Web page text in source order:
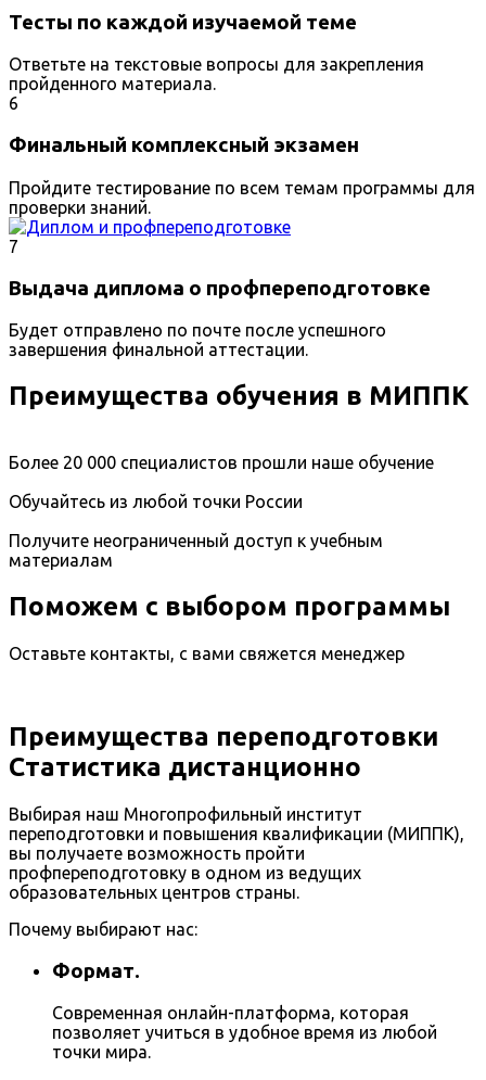
Тесты по каждой изучаемой теме
Ответьте на текстовые вопросы для закрепления
пройденного материала.
6
Финальный комплексный экзамен
Пройдите тестирование по всем темам программы для
проверки знаний.
7
Выдача диплома о профпереподготовке
Будет отправлено по почте после успешного
завершения финальной аттестации.
Преимущества обучения в МИППК
Более 20 000 специалистов прошли наше обучение
Обучайтесь из любой точки России
Получите неограниченный доступ к учебным
материалам
Поможем с выбором программы
Оставьте контакты, с вами свяжется менеджер
Преимущества переподготовки
Статистика дистанционно
Выбирая наш Многопрофильный институт
переподготовки и повышения квалификации (МИППК),
вы получаете возможность пройти
профпереподготовку в одном из ведущих
образовательных центров страны.
Почему выбирают нас:
Формат.
Современная онлайн-платформа, которая
позволяет учиться в удобное время из любой
точки мира.